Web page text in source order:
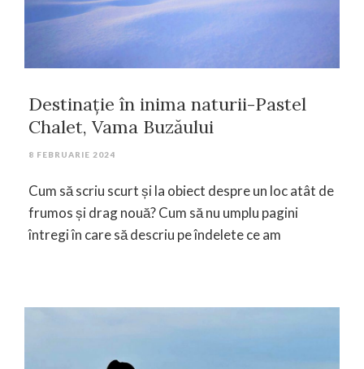
Destinație în inima naturii-Pastel
Chalet, Vama Buzăului
8 FEBRUARIE 2024
Cum să scriu scurt și la obiect despre un loc atât de
frumos și drag nouă? Cum să nu umplu pagini
întregi în care să descriu pe îndelete ce am